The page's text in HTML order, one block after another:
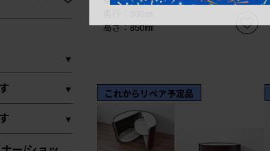
高さ：850㎜
これからリペア予定品